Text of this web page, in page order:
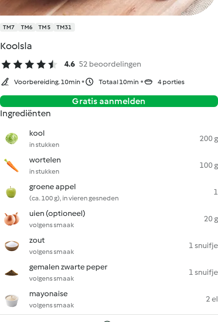
TM7 TM6 TM5 TM31
Koolsla
4.6 52 beoordelingen
Voorbereiding. 10min Totaal 10min 4 porties
Gratis aanmelden
Ingrediënten
kool
in stukken
200 g
wortelen
in stukken
100 g
groene appel
(ca. 100 g), in vieren gesneden
1
uien (optioneel)
volgens smaak
20 g
zout
volgens smaak
1 snuifje
gemalen zwarte peper
volgens smaak
1 snuifje
mayonaise
volgens smaak
2 el